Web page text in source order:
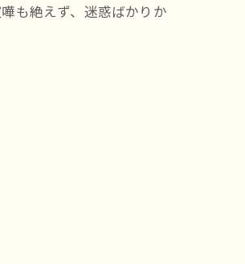
も絶えず、迷惑ばかりか